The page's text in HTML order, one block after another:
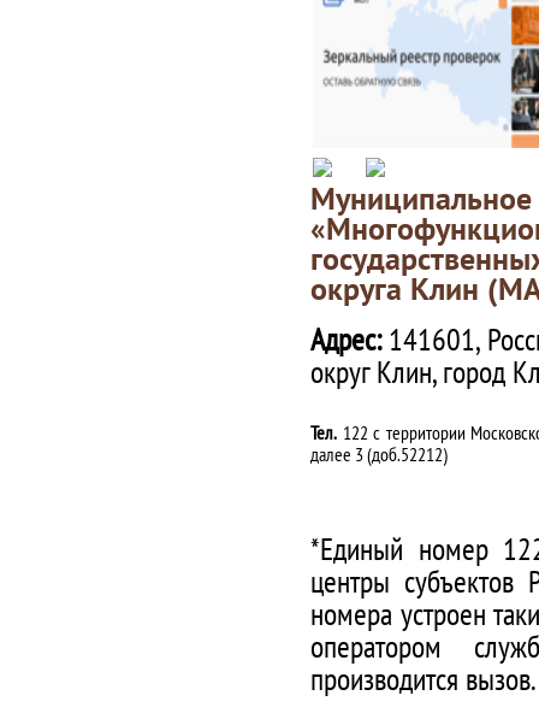
округа Клин
Адрес:141601,
округ Клин, город
Тел. 122 с территории
далее 3 (доб.52212)
*Единый номер
центры субъектов
номера устроен
оператором
производится вызов.